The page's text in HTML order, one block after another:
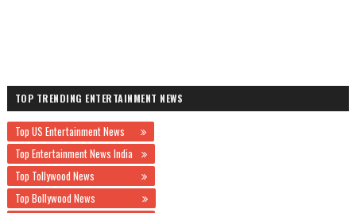
TOP TRENDING ENTERTAINMENT NEWS
Top US Entertainment News
Top Entertainment News India
Top Tollywood News
Top Bollywood News